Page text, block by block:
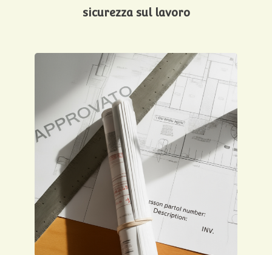
sicurezza sul lavoro